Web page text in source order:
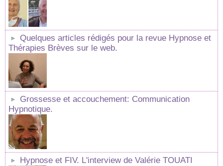
Quelques articles rédigés pour la revue Hypnose et
Thérapies Brèves sur le web.
Grossesse et accouchement: Communication
Hypnotique.
Hypnose et FIV. L'interview de Valérie TOUATI